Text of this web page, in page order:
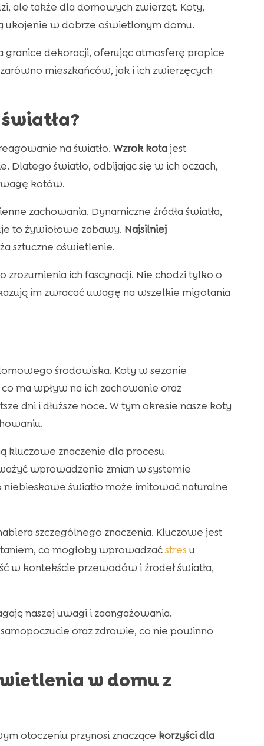
ale także dla domowych zwierząt. Koty,
ukojenie w dobrze oświetlonym domu.
granice dekoracji, oferując atmosferę propice
mieszkańców, jak i ich zwierzęcych
na światło. Wzrok kotajest
Dlatego światło, odbijając się w ich oczach,
kotów.
zachowania. Dynamiczne źródła światła,
to żywiołowe zabawy. Najsilniej
sztuczne oświetlenie.
zrozumienia ich fascynacji. Nie chodzi tylko o
im zwracać uwagę na wszelkie migotania
środowiska. Koty w sezonie
ma wpływ na ich zachowanie oraz
dni i dłuższe noce. W tym okresie nasze koty
kluczowe znaczenie dla procesu
wprowadzenie zmian w systemie
światło może imitować naturalne
szczególnego znaczenia. Kluczowe jest
co mogłoby wprowadzaćstresu
w kontekście przewodów i źrodeł światła,
naszej uwagi i zaangażowania.
oraz zdrowie, co nie powinno
w domu z
otoczeniu przynosi znaczące korzyści dla